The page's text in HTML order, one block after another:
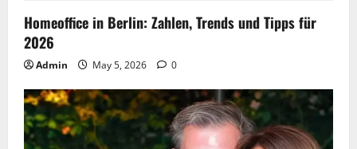
Homeoffice in Berlin: Zahlen, Trends und Tipps für
2026
Admin May 5, 2026 0